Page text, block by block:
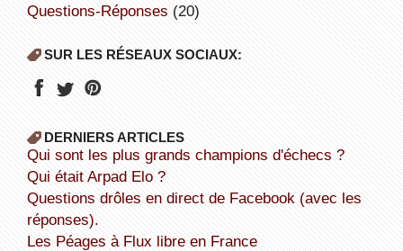
Questions-Réponses (20)
SUR LES RÉSEAUX SOCIAUX:
DERNIERS ARTICLES
Qui sont les plus grands champions d'échecs ?
Qui était Arpad Elo ?
Questions drôles en direct de Facebook (avec les
réponses).
Les Péages à Flux libre en France